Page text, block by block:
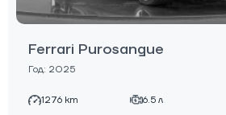
Ferrari Purosangue
Год: 2025
1276 km 6.5 л